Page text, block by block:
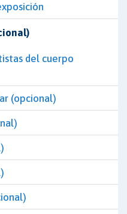
del cuerpo
(opcional)